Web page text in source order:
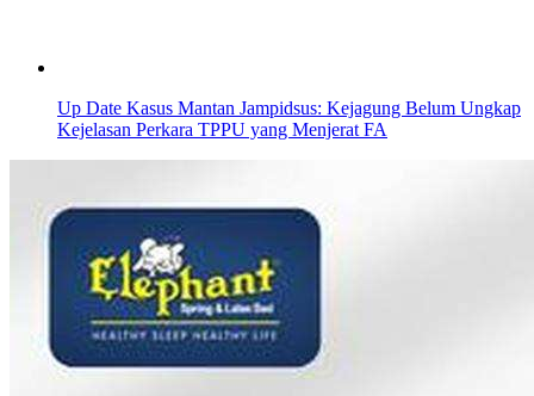
Up Date Kasus Mantan Jampidsus: Kejagung Belum Ungkap
Kejelasan Perkara TPPU yang Menjerat FA